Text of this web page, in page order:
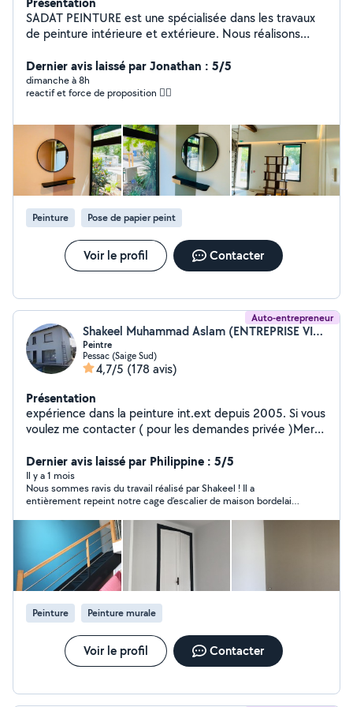
SADAT PEINTURE est une spécialisée dans les travaux
de peinture intérieure et extérieure. Nous réalisons
muraux et les revêtements de sols souples. Nous
intervenons aussi bien en rénovation qu'en construction
neuve. Notre priorité est de fournir un travail soigné, de
de nos clients. Devis gratuit et intervention rapide.
Dernier avis laissé par Jonathan : 5/5
dimanche à 8h
reactif et force de proposition 👍🏼
Peinture Pose de papier peint
Voir le profil Contacter
Auto-entrepreneur
Shakeel Muhammad Aslam (ENTREPRISE VIE & COULOURS)
Peintre
Pessac (Saige Sud)
4,7/5 (178 avis)
Présentation
expérience dans la peinture int.ext depuis 2005. Si vous
voulez me contacter ( pour les demandes privée )Merci
Dernier avis laissé par Philippine : 5/5
Il y a 1 mois
Nous sommes ravis du travail réalisé par Shakeel ! Il a
entièrement repeint notre cage d’escalier de maison bordelaise
du détail. Le résultat est impeccable et à la hauteur de nos
très discret, ponctuel, méticuleux et professionnel. C’est un
artisan sérieux que nous recommandons sans hésitation pour
vos travaux de peinture intérieure. Encore un grand merci !
Nous referons appel à lui avec plaisir pour nos prochains
projets.
Peinture
Peinture murale
Voir le profil Contacter